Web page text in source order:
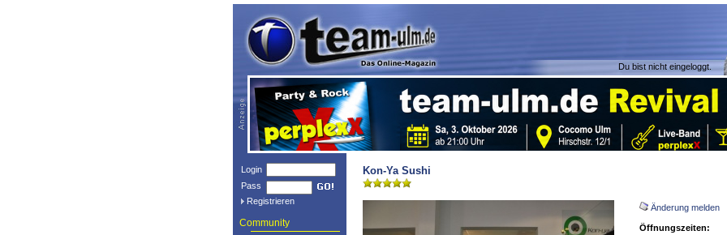
Du bist nicht eingeloggt.
Login
Pass
Registrieren
Community
Kon-Ya Sushi
Änderung melden
Öffnungszeiten: